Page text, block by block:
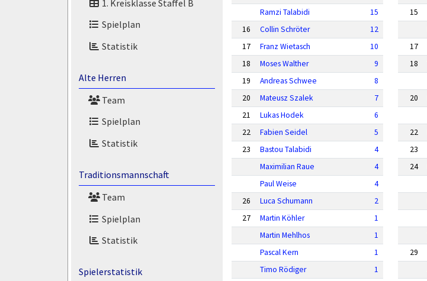
1. Kreisklasse Staffel B
Spielplan
Statistik
Alte Herren
Team
Spielplan
Statistik
Traditionsmannschaft
Team
Spielplan
Statistik
Spielerstatistik
Ramzi Talabidi
15
16
Collin Schröter
12
17
Franz Wietasch
10
18
Moses Walther
9
19
Andreas Schwee
8
20
Mateusz Szalek
7
21
Lukas Hodek
6
22
Fabien Seidel
5
23
Bastou Talabidi
4
Maximilian Raue
4
Paul Weise
4
26
Luca Schumann
2
27
Martin Köhler
1
Martin Mehlhos
1
Pascal Kern
1
Timo Rödiger
1
15
17
18
20
22
23
24
29